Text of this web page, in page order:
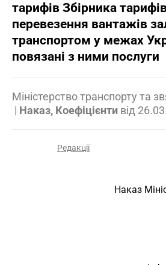
тарифів Збірника
перевезення вантажів
транспортом у межах
повязані з ними послуги
Міністерство транспорту та
| Наказ, Коефіцієнти від
Редакції
Наказ